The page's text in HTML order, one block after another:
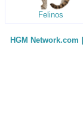
Felinos
HGM Network.com